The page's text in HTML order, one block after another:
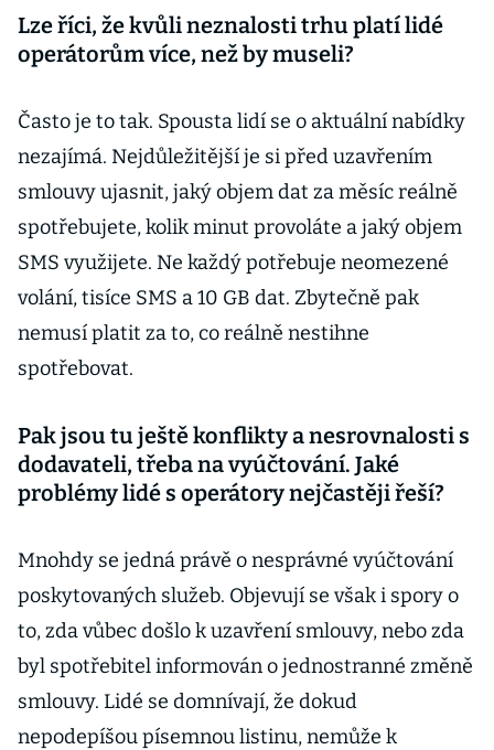
Lze říci, že kvůli neznalosti trhu platí lidé
operátorům více, než by museli?
Často je to tak. Spousta lidí se o aktuální nabídky
nezajímá. Nejdůležitější je si před uzavřením
smlouvy ujasnit, jaký objem dat za měsíc reálně
spotřebujete, kolik minut provoláte a jaký objem
SMS využijete. Ne každý potřebuje neomezené
volání, tisíce SMS a 10 GB dat. Zbytečně pak
nemusí platit za to, co reálně nestihne
spotřebovat.
Pak jsou tu ještě konflikty a nesrovnalosti s
dodavateli, třeba na vyúčtování. Jaké
problémy lidé s operátory nejčastěji řeší?
Mnohdy se jedná právě o nesprávné vyúčtování
poskytovaných služeb. Objevují se však i spory o
to, zda vůbec došlo k uzavření smlouvy, nebo zda
byl spotřebitel informován o jednostranné změně
smlouvy. Lidé se domnívají, že dokud
nepodepíšou písemnou listinu, nemůže k